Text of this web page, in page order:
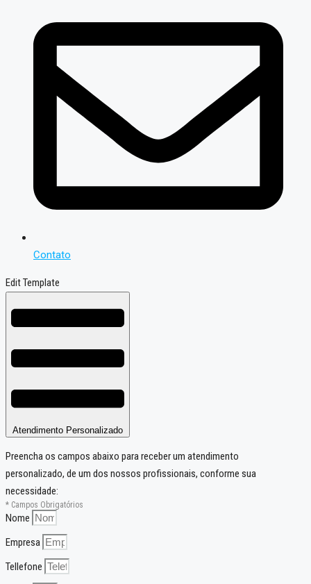
Contato
Edit Template
Atendimento Personalizado
Preencha os campos abaixo para receber um atendimento
personalizado, de um dos nossos profissionais, conforme sua
necessidade:
* Campos Obrigatórios
Nome
Empresa
Tellefone